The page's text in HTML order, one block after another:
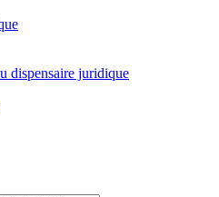
dispensaire juridique